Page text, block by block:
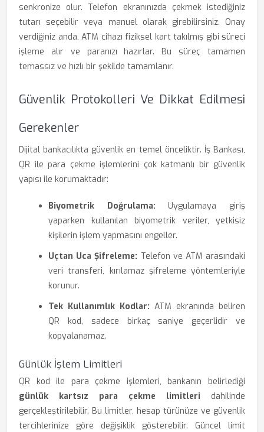
senkronize olur. Telefon ekranınızda çekmek istediğiniz
tutarı seçebilir veya manuel olarak girebilirsiniz. Onay
verdiğiniz anda, ATM cihazı fiziksel kart takılmış gibi süreci
işleme alır ve paranızı hazırlar. Bu süreç tamamen
temassız ve hızlı bir şekilde tamamlanır.
Güvenlik Protokolleri Ve Dikkat Edilmesi
Gerekenler
Dijital bankacılıkta güvenlik en temel önceliktir. İş Bankası,
QR ile para çekme işlemlerini çok katmanlı bir güvenlik
yapısı ile korumaktadır:
Biyometrik Doğrulama: Uygulamaya giriş
yaparken kullanılan biyometrik veriler, yetkisiz
kişilerin işlem yapmasını engeller.
Uçtan Uca Şifreleme: Telefon ve ATM arasındaki
veri transferi, kırılamaz şifreleme yöntemleriyle
korunur.
Tek Kullanımlık Kodlar: ATM ekranında beliren
QR kod, sadece birkaç saniye geçerlidir ve
kopyalanamaz.
Günlük İşlem Limitleri
QR kod ile para çekme işlemleri, bankanın belirlediği
günlük kartsız para çekme limitleri dahilinde
gerçekleştirilebilir. Bu limitler, hesap türünüze ve güvenlik
tercihlerinize göre değişiklik gösterebilir. Güncel limit